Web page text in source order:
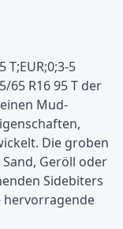
T;EUR;0;3-5
65 R16 95 T der
Mud-
Die groben
Geröll oder
Sidebiters
hervorragende